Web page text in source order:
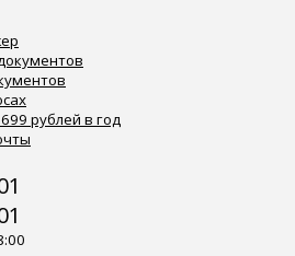
рублей в год